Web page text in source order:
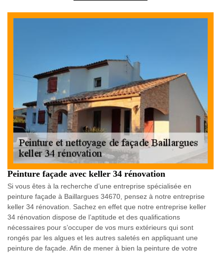
Peinture façade avec keller 34 rénovation
Si vous êtes à la recherche d’une entreprise spécialisée en
peinture façade à Baillargues 34670, pensez à notre entreprise
keller 34 rénovation. Sachez en effet que notre entreprise keller
34 rénovation dispose de l’aptitude et des qualifications
nécessaires pour s’occuper de vos murs extérieurs qui sont
rongés par les algues et les autres saletés en appliquant une
peinture de façade. Afin de mener à bien la peinture de votre